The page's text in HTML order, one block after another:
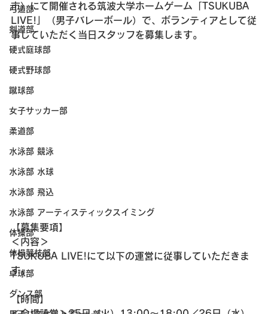
弓道部
剣道部
硬式庭球部
硬式野球部
蹴球部
女子サッカー部
柔道部
水泳部 競泳
水泳部 水球
水泳部 飛込
水泳部 アーティスティックスイミング
体操部
体操競技部
卓球部
ダンス部
市）にて開催される筑波大学ホームゲーム「TSUKUBA
LIVE!」（男子バレーボール）で、ボランティアとして従
事していただく当日スタッフを募集します。
【募集要項】
＜内容＞
TSUKUBA LIVE!にて以下の運営に従事していただきま
す。
【時間】